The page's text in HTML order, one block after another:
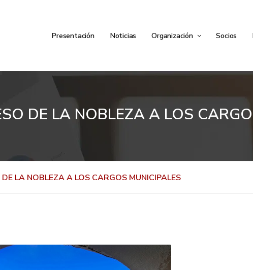
Presentación Noticias Organización Socios
DE LA NOBLEZA A LOS
DE LA NOBLEZA A LOS CARGOS MUNICIPALES